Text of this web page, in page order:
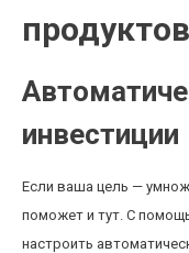
инвестиции
Если ваша цель —
поможет и тут. С
настроить